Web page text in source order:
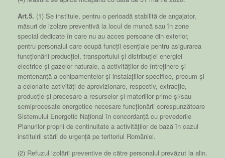
Art.5. (1) Se instituie, pentru o perioadă stabilită de angajator,
măsuri de izolare preventivă la locul de muncă sau în zone
special dedicate în care nu au acces persoane din exterior,
pentru personalul care ocupă funcții esențiale pentru asigurarea
funcționării producției, transportului și distribuției energiei
electrice și gazelor naturale, a activităților de întreținere și
mentenanță a echipamentelor și instalațiilor specifice, precum și
a celorlalte activități de aprovizionare, respectiv, extracție,
producție și procesare a resurselor și materiilor prime și/sau
semiprocesate energetice necesare funcționării corespunzătoare
Sistemului Energetic Național în concordanță cu prevederile
Planurilor proprii de continuitate a activităților de bază în cazul
instituirii stării de urgență pe teritoriul României.
(2) Refuzul izolării preventive de către personalul prevăzut la alin.